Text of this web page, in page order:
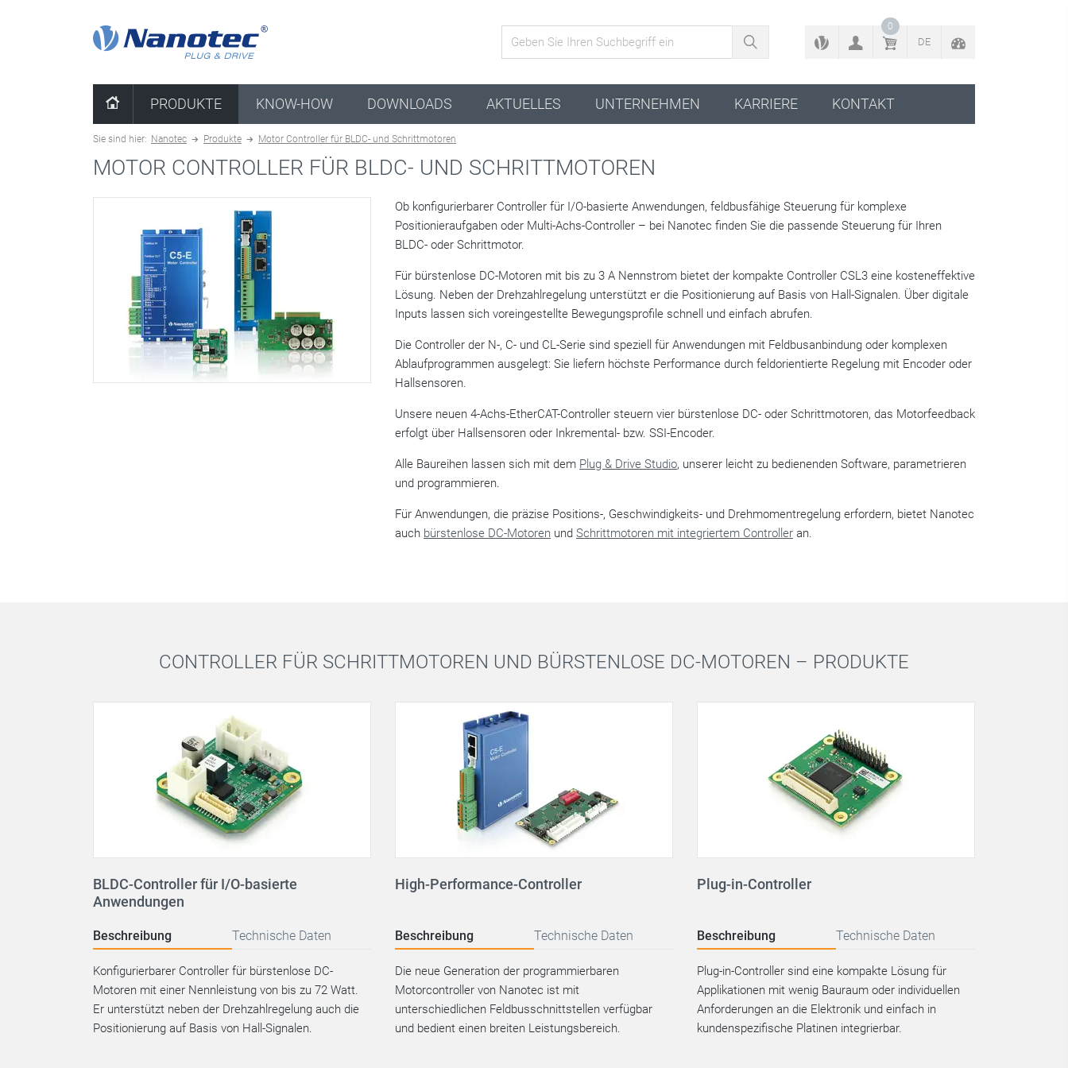
ZURÜCK ZUM KONFIGURATOR
0
DE
PRODUKTE KNOW-HOW DOWNLOADS AKTUELLES UNTERNEHMEN KARRIERE KONTAKT
Sie sind hier: Nanotec Produkte Motor Controller für BLDC- und Schrittmotoren
MOTOR CONTROLLER FÜR BLDC- UND SCHRITTMOTOREN
Ob konfigurierbarer Controller für I/O-basierte Anwendungen, feldbusfähige Steuerung für komplexe
Positionieraufgaben oder Multi-Achs-Controller – bei Nanotec finden Sie die passende Steuerung für Ihren
BLDC- oder Schrittmotor.
Für bürstenlose DC-Motoren mit bis zu 3 A Nennstrom bietet der kompakte Controller CSL3 eine kosteneffektive
Lösung. Neben der Drehzahlregelung unterstützt er die Positionierung auf Basis von Hall-Signalen. Über digitale
Inputs lassen sich voreingestellte Bewegungsprofile schnell und einfach abrufen.
Die Controller der N-, C- und CL-Serie sind speziell für Anwendungen mit Feldbusanbindung oder komplexen
Ablaufprogrammen ausgelegt: Sie liefern höchste Performance durch feldorientierte Regelung mit Encoder oder
Hallsensoren.
Unsere neuen 4-Achs-EtherCAT-Controller steuern vier bürstenlose DC- oder Schrittmotoren, das Motorfeedback
erfolgt über Hallsensoren oder Inkremental- bzw. SSI-Encoder.
Alle Baureihen lassen sich mit dem Plug & Drive Studio, unserer leicht zu bedienenden Software, parametrieren
und programmieren.
Für Anwendungen, die präzise Positions-, Geschwindigkeits- und Drehmomentregelung erfordern, bietet Nanotec
auch bürstenlose DC-Motoren und Schrittmotoren mit integriertem Controller an.
CONTROLLER FÜR SCHRITTMOTOREN UND BÜRSTENLOSE DC-MOTOREN – PRODUKTE
BLDC-Controller für I/O-basierte
Anwendungen
Beschreibung Technische Daten
Konfigurierbarer Controller für bürstenlose DC-
Motoren mit einer Nennleistung von bis zu 72 Watt.
Er unterstützt neben der Drehzahlregelung auch die
Positionierung auf Basis von Hall-Signalen.
High-Performance-Controller
Beschreibung Technische Daten
Die neue Generation der programmierbaren
Motorcontroller von Nanotec ist mit
unterschiedlichen Feldbusschnittstellen verfügbar
und bedient einen breiten Leistungsbereich.
Plug-in-Controller
Beschreibung Technische Daten
Plug-in-Controller sind eine kompakte Lösung für
Applikationen mit wenig Bauraum oder individuellen
Anforderungen an die Elektronik und einfach in
kundenspezifische Platinen integrierbar.